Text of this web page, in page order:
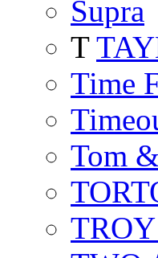
Supra
T
Time
Tom